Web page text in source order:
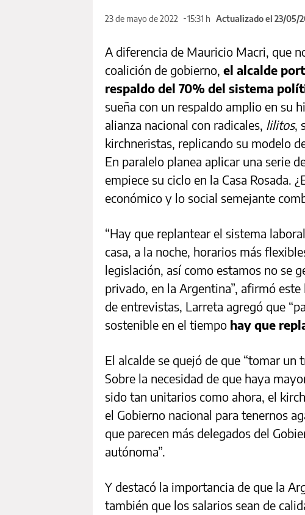
23 de mayo de 2022 15:31 h Actualizado el 23/05/
A diferencia de Mauricio Macri, que
coalición de gobierno, el alcalde
respaldo del 70% del sistema
sueña con un respaldo amplio en su
alianza nacional con radicales, lilitos,
kirchneristas, replicando su modelo
En paralelo planea aplicar una serie
empiece su ciclo en la Casa Rosada.
económico y lo social semejante
“Hay que replantear el sistema
casa, a la noche, horarios más
legislación, así como estamos no se
privado, en la Argentina”, afirmó
de entrevistas, Larreta agregó que
sostenible en el tiempo hay que
El alcalde se quejó de que “tomar un
Sobre la necesidad de que haya
sido tan unitarios como ahora, el
el Gobierno nacional para tenernos
que parecen más delegados del
autónoma”.
Y destacó la importancia de que la
también que los salarios sean de